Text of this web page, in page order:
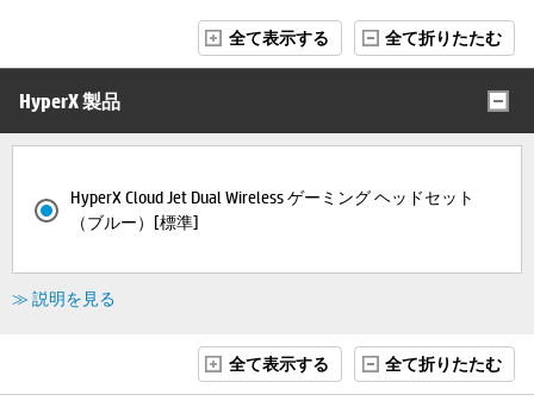
全て表示する 全て折りたたむ
HyperX 製品
HyperX Cloud Jet Dual Wireless ゲーミング ヘッドセット
（ブルー）[標準]
≫ 説明を見る
全て表示する 全て折りたたむ